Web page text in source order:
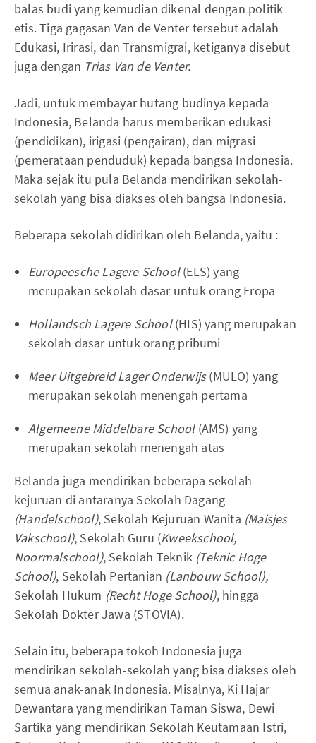
balas budi yang kemudian dikenal dengan politik
etis. Tiga gagasan Van de Venter tersebut adalah
Edukasi, Irirasi, dan Transmigrai, ketiganya disebut
juga dengan Trias Van de Venter.
Jadi, untuk membayar hutang budinya kepada
Indonesia, Belanda harus memberikan edukasi
(pendidikan), irigasi (pengairan), dan migrasi
(pemerataan penduduk) kepada bangsa Indonesia.
Maka sejak itu pula Belanda mendirikan sekolah-
sekolah yang bisa diakses oleh bangsa Indonesia.
Beberapa sekolah didirikan oleh Belanda, yaitu :
Europeesche Lagere School(ELS) yang
merupakan sekolah dasar untuk orang Eropa
Hollandsch Lagere School(HIS) yang merupakan
sekolah dasar untuk orang pribumi
Meer Uitgebreid Lager Onderwijs(MULO) yang
merupakan sekolah menengah pertama
Algemeene Middelbare School (AMS) yang
merupakan sekolah menengah atas
Belanda juga mendirikan beberapa sekolah
kejuruan di antaranya Sekolah Dagang
(Handelschool), Sekolah Kejuruan Wanita (Maisjes
Vakschool), Sekolah Guru (Kweekschool,
Noormalschool), Sekolah Teknik (Teknic Hoge
School), Sekolah Pertanian (Lanbouw School),
Sekolah Hukum (Recht Hoge School), hingga
Sekolah Dokter Jawa (STOVIA).
Selain itu, beberapa tokoh Indonesia juga
mendirikan sekolah-sekolah yang bisa diakses oleh
semua anak-anak Indonesia. Misalnya, Ki Hajar
Dewantara yang mendirikan Taman Siswa, Dewi
Sartika yang mendirikan Sekolah Keutamaan Istri,